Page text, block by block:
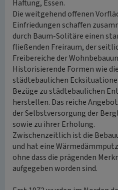
Haftung, Essen.
Die weitgehend offenen
Einfriedungen schaffen
durch Baum-Solitäre einen
fließenden Freiraum, der
Freibereiche der
Historisierende Formen wie
städtebaulichen
Bezüge zu städtebaulichen
herstellen. Das reiche
der Selbstversorgung der
sowie zu ihrer Erholung.
Zwischenzeitlich ist die
und hat eine
ohne dass die prägenden
aufgegeben worden sind.